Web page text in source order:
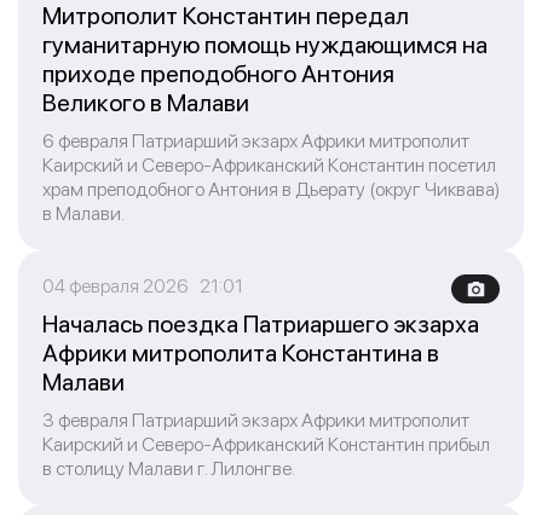
Митрополит Константин передал
гуманитарную помощь нуждающимся на
приходе преподобного Антония
Великого в Малави
6 февраля Патриарший экзарх Африки митрополит
Каирский и Северо-Африканский Константин посетил
храм преподобного Антония в Дьерату (округ Чиквава)
в Малави.
04 февраля 2026 21:01
Началась поездка Патриаршего экзарха
Африки митрополита Константина в
Малави
3 февраля Патриарший экзарх Африки митрополит
Каирский и Северо-Африканский Константин прибыл
в столицу Малави г. Лилонгве.